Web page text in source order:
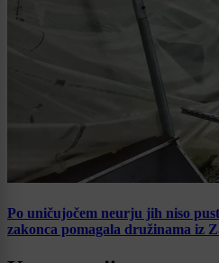
Po uničujočem neurju jih niso
zakonca pomagala družinama iz